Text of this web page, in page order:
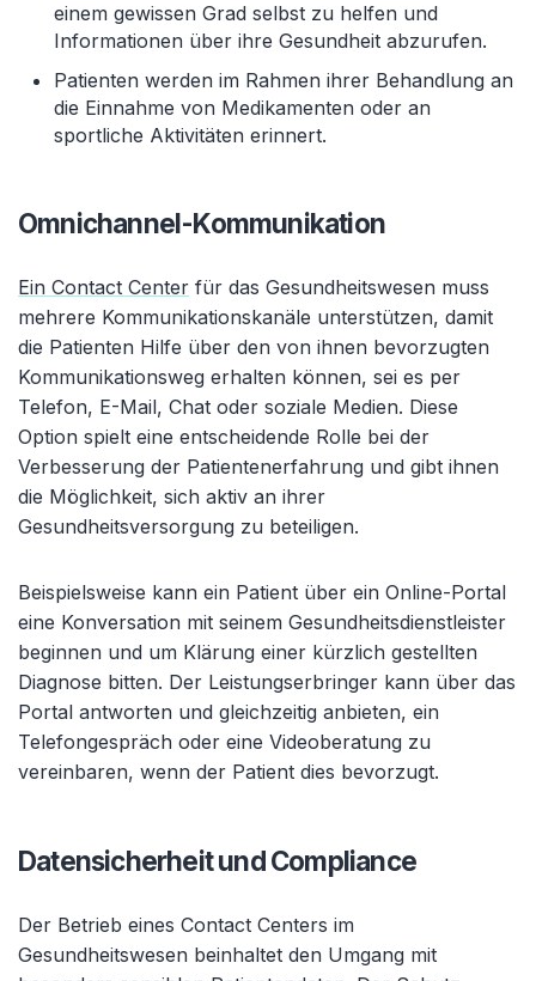
einem gewissen Grad selbst zu helfen und
Informationen über ihre Gesundheit abzurufen.
Patienten werden im Rahmen ihrer Behandlung an
die Einnahme von Medikamenten oder an
sportliche Aktivitäten erinnert.
Omnichannel-Kommunikation
Ein Contact Center für das Gesundheitswesen muss
mehrere Kommunikationskanäle unterstützen, damit
die Patienten Hilfe über den von ihnen bevorzugten
Kommunikationsweg erhalten können, sei es per
Telefon, E-Mail, Chat oder soziale Medien. Diese
Option spielt eine entscheidende Rolle bei der
Verbesserung der Patientenerfahrung und gibt ihnen
die Möglichkeit, sich aktiv an ihrer
Gesundheitsversorgung zu beteiligen.
Beispielsweise kann ein Patient über ein Online-Portal
eine Konversation mit seinem Gesundheitsdienstleister
beginnen und um Klärung einer kürzlich gestellten
Diagnose bitten. Der Leistungserbringer kann über das
Portal antworten und gleichzeitig anbieten, ein
Telefongespräch oder eine Videoberatung zu
vereinbaren, wenn der Patient dies bevorzugt.
Datensicherheit und Compliance
Der Betrieb eines Contact Centers im
Gesundheitswesen beinhaltet den Umgang mit